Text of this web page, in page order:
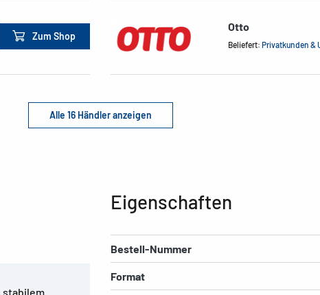
Zum Shop
Otto
Beliefert: Privatkunden &
Alle 16 Händler anzeigen
stabilem
Eigenschaften
Bestell-Nummer
Format